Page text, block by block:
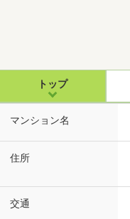
トップ
マンション名
住所
交通